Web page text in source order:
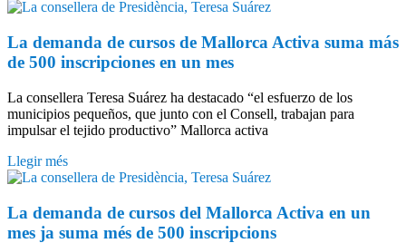
La demanda de cursos de Mallorca Activa suma más
de 500 inscripciones en un mes
La consellera Teresa Suárez ha destacado “el esfuerzo de los
municipios pequeños, que junto con el Consell, trabajan para
impulsar el tejido productivo” Mallorca activa
Llegir més
La demanda de cursos del Mallorca Activa en un
mes ja suma més de 500 inscripcions